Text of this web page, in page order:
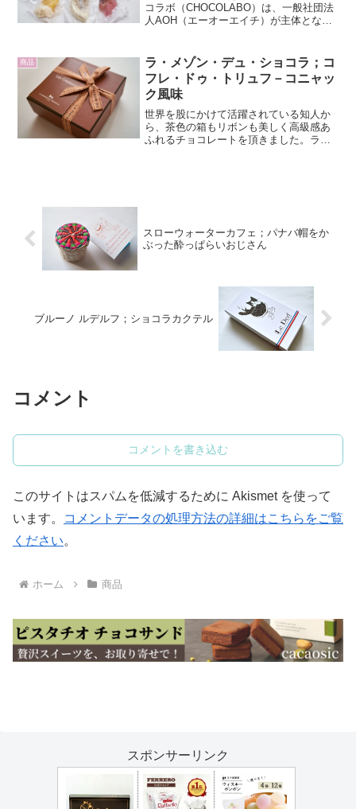
コラボ（CHOCOLABO）は、一般社団法
人AOH（エーオーエイチ）が主体となっ
働してつくる商品としてチョコレート等
のスイーツを...
商品
ラ・メゾン・デュ・ショコラ；コ
フレ・ドゥ・トリュフ－コニャッ
ク風味
世界を股にかけて活躍されている知人か
ら、茶色の箱もリボンも美しく高級感あ
ふれるチョコレートを頂きました。ラ・
スローウォーターカフェ；パナバ帽をか
ぶった酔っぱらいおじさん
ブルーノ ルデルフ；ショコラカクテル
コメント
コメントを書き込む
このサイトはスパムを低減するために Akismet を使って
います。
コメントデータの処理方法の詳細はこちらをご覧
ください。
ホーム 商品
スポンサーリンク